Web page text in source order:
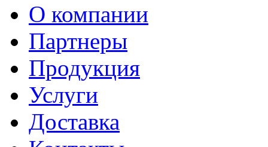
О компании
Партнеры
Продукция
Услуги
Доставка